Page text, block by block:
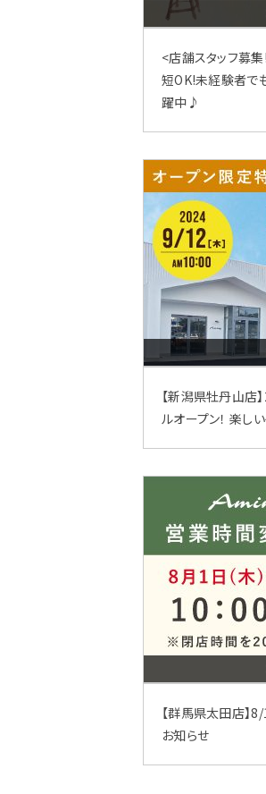
<店舗スタッフ募
短OK!未経験者で
躍中♪
【新潟県牡丹山店
ルオープン！ 楽し
【群馬県太田店】
お知らせ